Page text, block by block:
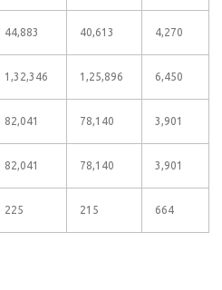
44,883 40,613 4,270
1,32,346 1,25,896 6,450
82,041 78,140 3,901
82,041 78,140 3,901
225 215 664